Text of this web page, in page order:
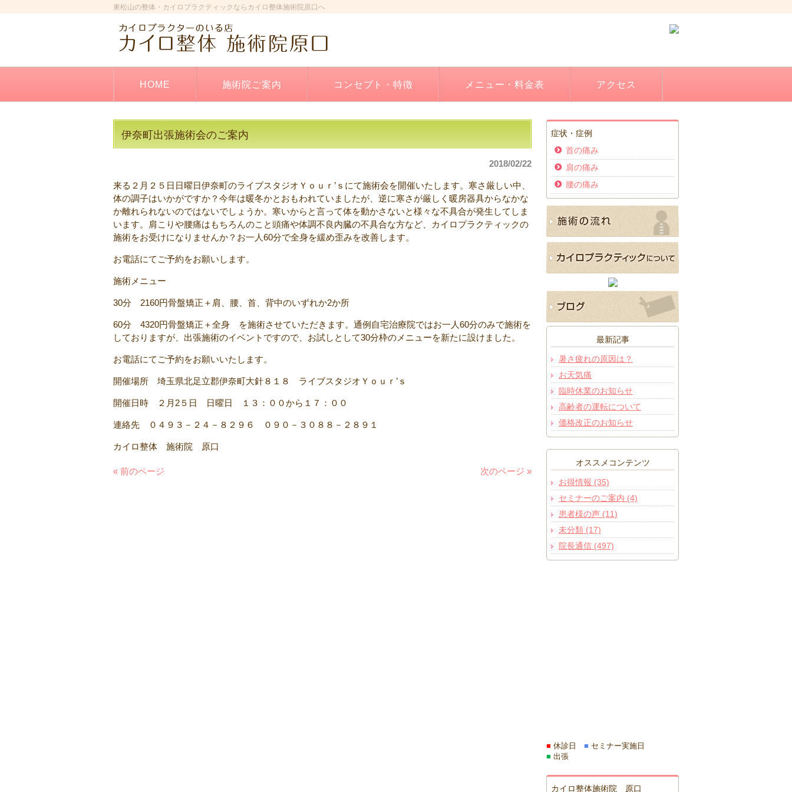
東松山の整体・カイロプラクティックならカイロ整体施術院原口へ
HOME 施術院ご案内 コンセプト・特徴 メニュー・料金表 アクセス
伊奈町出張施術会のご案内
2018/02/22
来る２月２５日日曜日伊奈町のライブスタジオＹｏｕｒ’ｓにて施術会を開催いたします。寒さ厳しい中、
体の調子はいかがですか？今年は暖冬かとおもわれていましたが、逆に寒さが厳しく暖房器具からなかな
か離れられないのではないでしょうか。寒いからと言って体を動かさないと様々な不具合が発生してしま
います。肩こりや腰痛はもちろんのこと頭痛や体調不良内臓の不具合な方など、カイロプラクティックの
施術をお受けになりませんか？お一人60分で全身を緩め歪みを改善します。
お電話にてご予約をお願いします。
施術メニュー
30分 2160円骨盤矯正＋肩、腰、首、背中のいずれか2か所
60分 4320円骨盤矯正＋全身 を施術させていただきます。通例自宅治療院ではお一人60分のみで施術を
しておりますが、出張施術のイベントですので、お試しとして30分枠のメニューを新たに設けました。
お電話にてご予約をお願いいたします。
開催場所 埼玉県北足立郡伊奈町大針８１８ ライブスタジオＹｏｕｒ’ｓ
開催日時 ２月2５日 日曜日 １３：００から１７：００
連絡先 ０４９３－２４－８２９６ ０９０－３０８８－２８９１
カイロ整体 施術院 原口
« 前のページ 次のページ »
症状・症例
首の痛み
肩の痛み
腰の痛み
最新記事
暑さ疲れの原因は？
お天気痛
臨時休業のお知らせ
高齢者の運転について
価格改正のお知らせ
オススメコンテンツ
お得情報 (35)
セミナーのご案内 (4)
患者様の声 (11)
未分類 (17)
院長通信 (497)
■ 休診日 ■ セミナー実施日
■ 出張
カイロ整体施術院 原口